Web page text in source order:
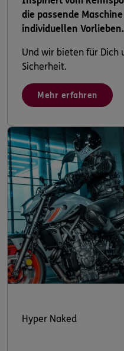
die passende
individuellen Vorlieben.
Und wir bieten für Dich
Sicherheit.
Mehr erfahren
Hyper Naked